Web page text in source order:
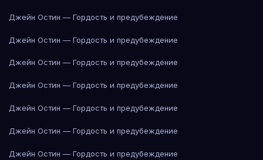
Джейн Остин — Гордость и предубеждение
Джейн Остин — Гордость и предубеждение
Джейн Остин — Гордость и предубеждение
Джейн Остин — Гордость и предубеждение
Джейн Остин — Гордость и предубеждение
Джейн Остин — Гордость и предубеждение
Джейн Остин — Гордость и предубеждение